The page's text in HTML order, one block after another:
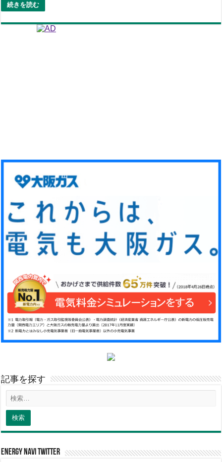
続きを読む
記事を探す
energy navi twitter